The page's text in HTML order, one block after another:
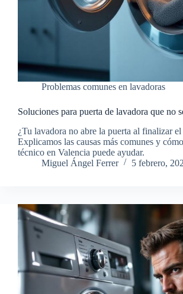
Problemas comunes en lavadoras
Soluciones para puerta de lavadora que no
¿Tu lavadora no abre la puerta al finalizar
Explicamos las causas más comunes y
técnico en Valencia puede ayudar.
Miguel Ángel Ferrer
5 febrero,